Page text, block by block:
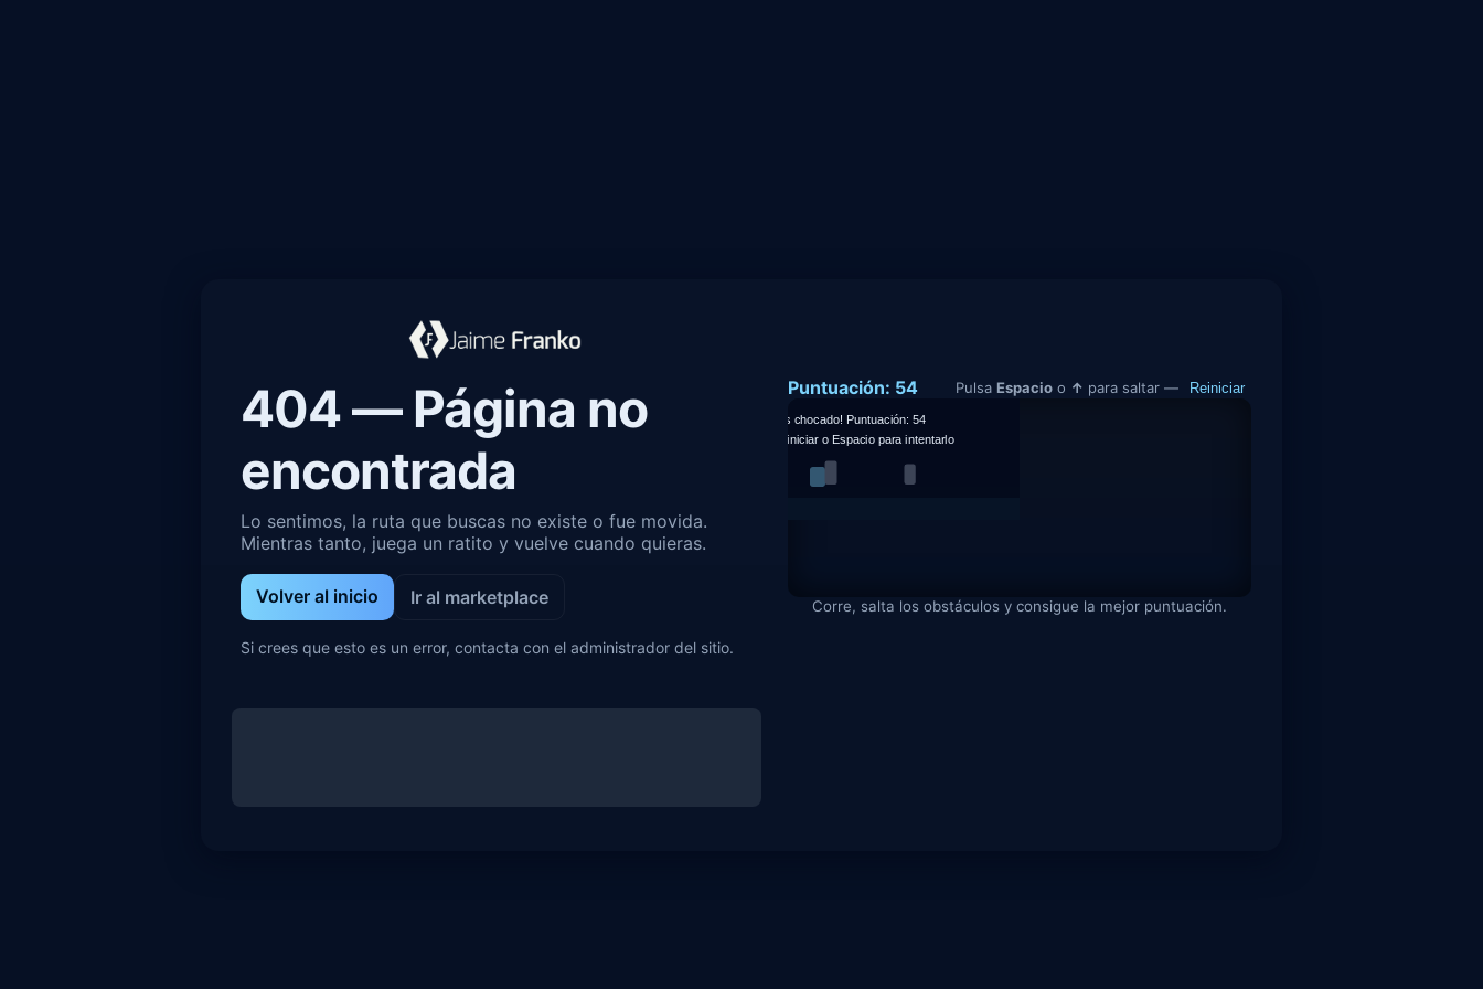
404 — Página no
encontrada
Lo sentimos, la ruta que buscas no existe o fue movida.
Mientras tanto, juega un ratito y vuelve cuando quieras.
Volver al inicio Ir al marketplace
Si crees que esto es un error, contacta con el administrador del sitio.
Puntuación: 54 Pulsa Espacio o ↑ para saltar — Reiniciar
Corre, salta los obstáculos y consigue la mejor puntuación.